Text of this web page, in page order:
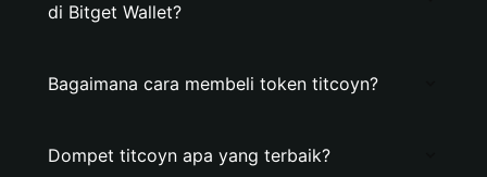
di Bitget Wallet?
Bagaimana cara membeli token titcoyn?
Dompet titcoyn apa yang terbaik?